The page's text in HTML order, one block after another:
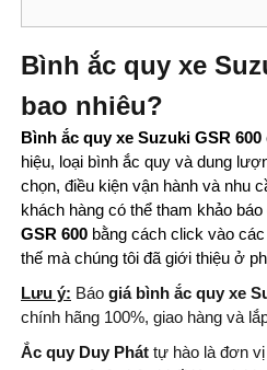
Bình ắc quy xe
bao nhiêu?
Bình ắc quy xe Suzuki GSR 600
hiệu, loại bình ắc quy và dung
chọn, điều kiện vận hành và nhu
khách hàng có thể tham khảo báo
GSR 600 bằng cách click vào
thế mà chúng tôi đã giới thiệu ở
Lưu ý: Báo giá bình ắc quy xe
chính hãng 100%, giao hàng và
Ắc quy Duy Phát tự hào là đơn